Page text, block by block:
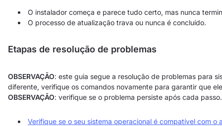
O instalador começa e parece tudo certo, mas nunca
O processo de atualização trava ou nunca é concluído.
Etapas de resolução de problemas
OBSERVAÇÃO: este guia segue a resolução de problemas para
diferente, verifique os comandos novamente para garantir que
OBSERVAÇÃO: verifique se o problema persiste após cada passo.
Verifique se o seu sistema operacional é compatível com o